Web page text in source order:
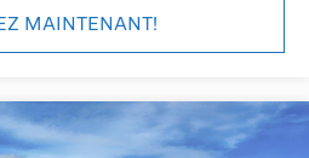
MAINTENANT!